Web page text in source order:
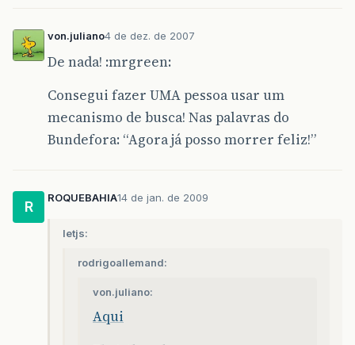
von.juliano4 de dez. de 2007
De nada! :mrgreen:
Consegui fazer UMA pessoa usar um
mecanismo de busca! Nas palavras do
Bundefora: “Agora já posso morrer feliz!”
R
ROQUEBAHIA14 de jan. de 2009
letjs:
rodrigoallemand:
von.juliano:
Aqui